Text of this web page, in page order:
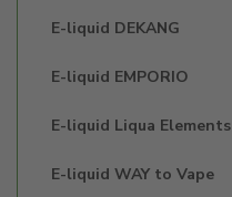
E-liquid DEKANG
E-liquid EMPORIO
E-liquid Liqua Elements
E-liquid WAY to Vape